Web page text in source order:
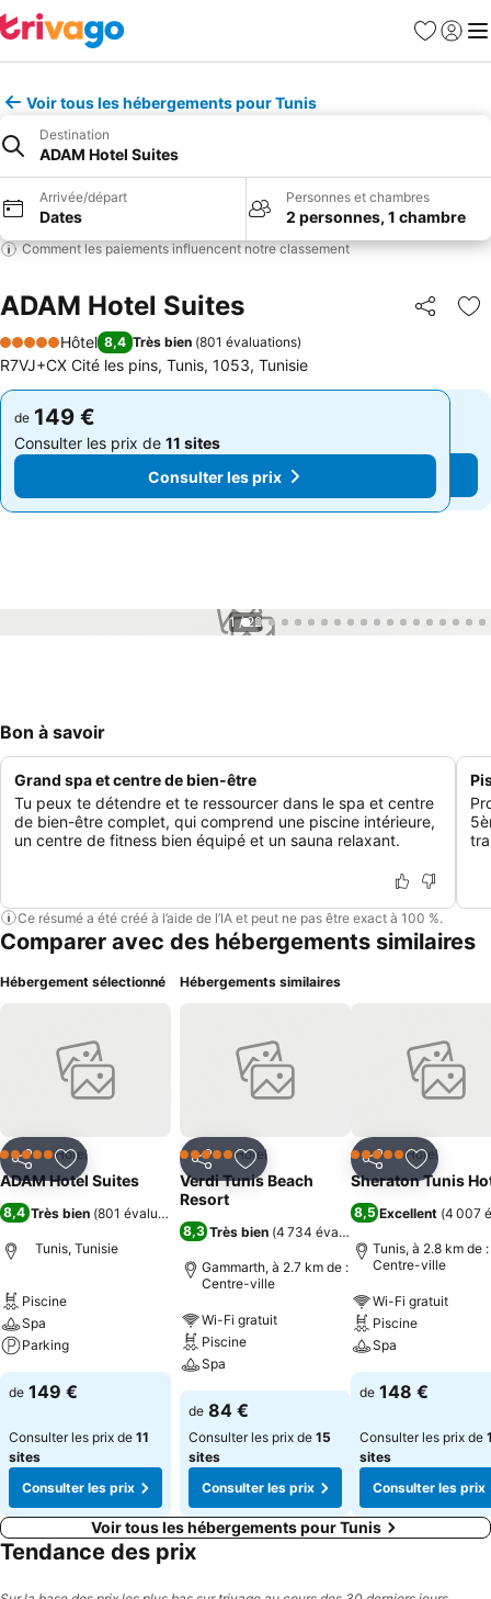
Favoris
Se
Voir tous les hébergements pour Tunis
Destination
ADAM Hotel Suites
Arrivée/départ
Dates
Personnes et chambres
2 personnes, 1 chambre
Comment les paiements influencent notre classement
ADAM Hotel Suites Partager
5 Étoiles
Hôtel 8,4 Très bien (801 évaluations)
R7VJ+CX Cité les pins, Tunis, 1053, Tunisie
de 149 €
Consulter les prix de 11 sites
Consulter les prix
de 149 €
Consulter les prix de 11 sites
Consulter les prix
1 / 22
Bon à savoir
Grand spa et centre de bien-être
Tu peux te détendre et te ressourcer dans le spa et centre
de bien-être complet, qui comprend une piscine intérieure,
un centre de fitness bien équipé et un sauna relaxant.
Ce résumé a été créé à l’aide de l’IA et peut ne pas être exact à 100 %.
Comparer avec des hébergements similaires
Hébergement sélectionné
PartagerAjouter à mes favoris
5 Étoiles Hôtel
ADAM Hotel Suites
8,4 Très bien (801 évaluations
Tunis, Tunisie
Piscine
Spa
Parking
de 149 €
Consulter les prix de 11
sites
Consulter les prix
Hébergements similaires
PartagerAjouter à mes favoris
5 Étoiles Hôtel
Verdi Tunis Beach
Resort
8,3 Très bien (4 734 évaluations
Gammarth, à 2.7 km de :
Centre-ville
Wi-Fi gratuit
Piscine
Spa
de 84 €
Consulter les prix de 15
sites
Consulter les prix
PartagerAjouter
5 Étoiles Hôtel
Sheraton Tunis
8,5 Excellent (4 007
Tunis, à 2.8 km de :
Centre-ville
Wi-Fi gratuit
Piscine
Spa
de 148 €
Consulter les prix de
sites
Consulter les prix
Voir tous les hébergements pour Tunis
Tendance des prix